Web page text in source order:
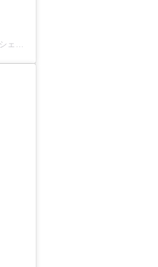
新堀ギターキャンドルコンサート2025(@niibori_guitar_orchestra2025)がシェアした投稿